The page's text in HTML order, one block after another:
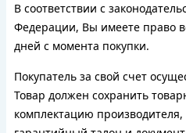
В соответствии с
Федерации, Вы имеете право
дней с момента покупки.
Покупатель за свой счет
Товар должен сохранить
комплектацию